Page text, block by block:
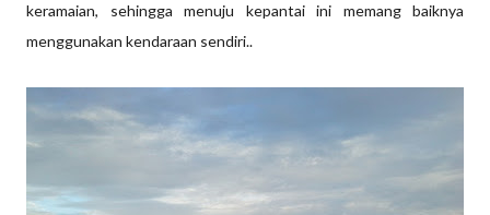
keramaian, sehingga menuju kepantai ini memang baiknya
menggunakan kendaraan sendiri..